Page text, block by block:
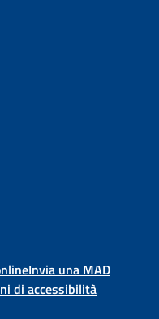
Invia una MAD
di accessibilità